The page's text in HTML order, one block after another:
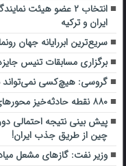
انتخاب ۲ عضو هیئت
ایران و ترکیه
سریع‌ترین ابررایانه جهان
برگزاری مسابقات تنیس
گروسی: هیچ‌کسی نمی‌تواند
۸۸۰ نقطه حادثه‌خیز محورهای مواصلاتی اصلاح شد
پیش بینی نتیجه احتمالی
چین از طریق جذب ایران!
وزیر نفت: گازهای مشعل